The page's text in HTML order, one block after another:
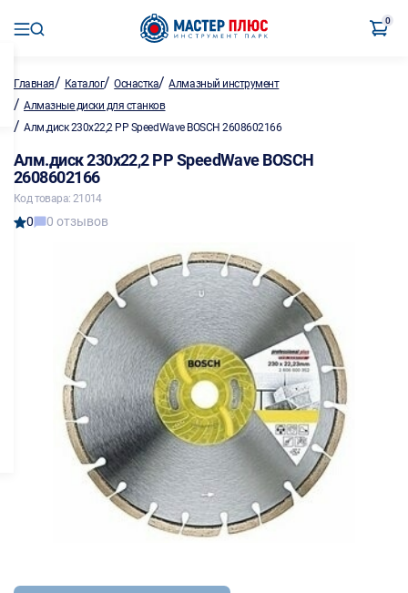
0
Главная/ Каталог/Оснастка/Алмазный инструмент
/ Алмазные диски для станков
/ Алм.диск 230х22,2 PP SpeedWave BOSCH 2608602166
Алм.диск 230х22,2 PP SpeedWave BOSCH
2608602166
Код товара: 21014
0 0 отзывов